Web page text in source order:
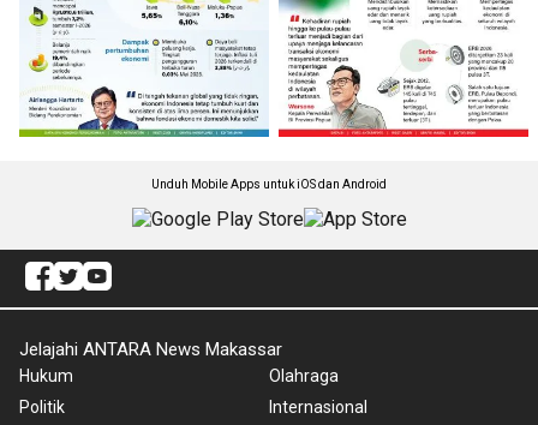
Unduh Mobile Apps untuk iOS dan Android
Jelajahi ANTARA News Makassar
Hukum
Politik
Olahraga
Internasional